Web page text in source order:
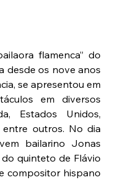
flamenca” do
desde os nove anos
se apresentou em
em diversos
Estados Unidos,
entre outros. No dia
bailarino Jonas
quinteto de Flávio
compositor hispano